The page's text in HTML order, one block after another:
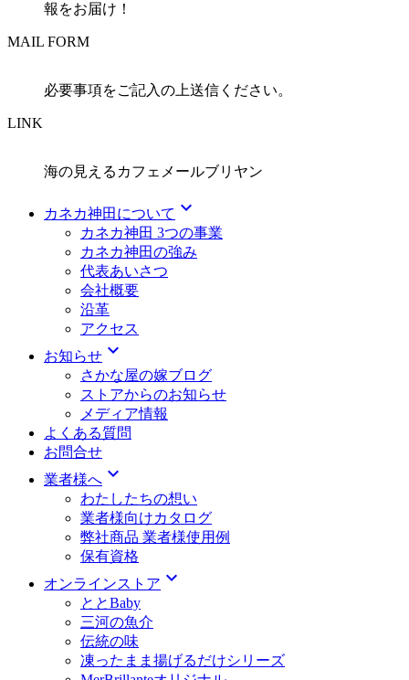
報をお届け！
MAIL FORM
必要事項をご記入の上送信ください。
LINK
海の見えるカフェメールブリヤン
カネカ神田について expand_more
カネカ神田 3つの事業
カネカ神田の強み
代表あいさつ
会社概要
沿革
アクセス
お知らせ expand_more
さかな屋の嫁ブログ
ストアからのお知らせ
メディア情報
よくある質問
お問合せ
業者様へ expand_more
わたしたちの想い
業者様向けカタログ
弊社商品 業者様使用例
保有資格
オンラインストア expand_more
ととBaby
三河の魚介
伝統の味
凍ったまま揚げるだけシリーズ